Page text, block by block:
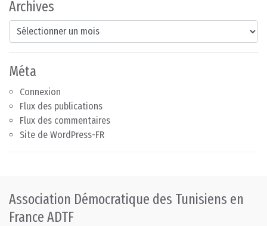
Archives
Archives
Méta
Connexion
Flux des publications
Flux des commentaires
Site de WordPress-FR
Association Démocratique des Tunisiens en
France ADTF